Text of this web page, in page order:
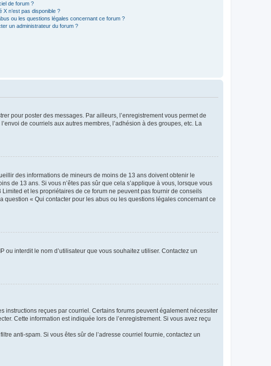
de forum ?
X n’est pas disponible ?
ou les questions légales concernant ce forum ?
un administrateur du forum ?
pour poster des messages. Par ailleurs, l’enregistrement vous permet de
de courriels aux autres membres, l’adhésion à des groupes, etc. La
des informations de mineurs de moins de 13 ans doivent obtenir le
de 13 ans. Si vous n’êtes pas sûr que cela s’applique à vous, lorsque vous
et les propriétaires de ce forum ne peuvent pas fournir de conseils
« Qui contacter pour les abus ou les questions légales concernant ce
ou interdit le nom d’utilisateur que vous souhaitez utiliser. Contactez un
instructions reçues par courriel. Certains forums peuvent également nécessiter
Cette information est indiquée lors de l’enregistrement. Si vous avez reçu
anti-spam. Si vous êtes sûr de l’adresse courriel fournie, contactez un